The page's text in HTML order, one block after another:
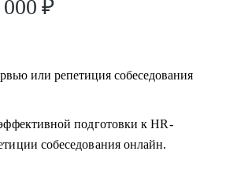
000 ₽
или репетиция собеседования
подготовки к HR-
собеседования онлайн.